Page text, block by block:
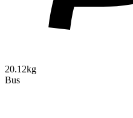
20.12kg
Bus